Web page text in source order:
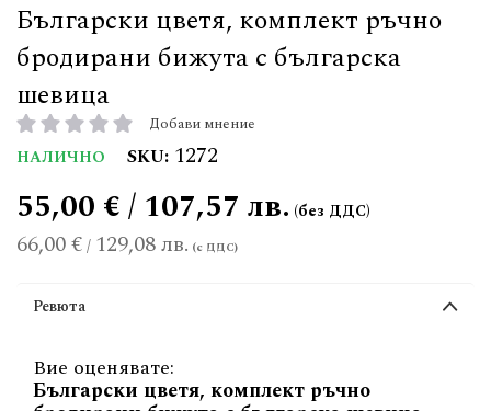
Български цветя, комплект ръчно
бродирани бижута с българска
шевица
рейтинг: Добави мнение
НАЛИЧНО SKU 1272
66,00 €/ 129,08 лв.
55,00 € / 107,57 лв.
Ревюта
Вие оценявате:
Български цветя, комплект ръчно